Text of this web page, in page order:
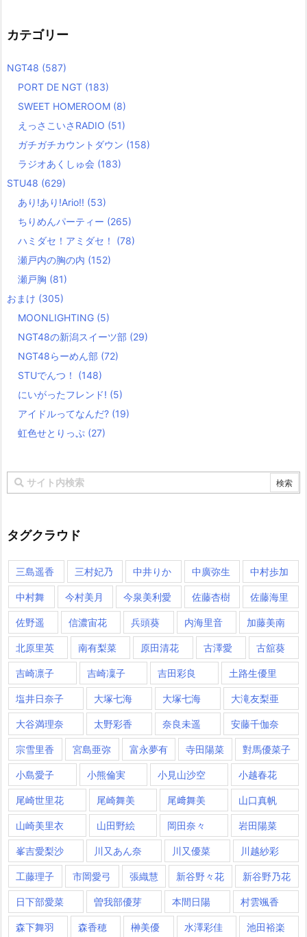
カテゴリー
NGT48 (587)
PORT DE NGT (183)
SWEET HOMEROOM (8)
えっさこいさRADIO (51)
ガチガチカウントダウン (158)
ラジオあくしゅ会 (183)
STU48 (629)
あり!あり!Ario!! (53)
ちりめんパーティー (265)
ハミダセ！アミダセ！ (78)
瀬戸内の胸の内 (152)
瀬戸胸 (81)
おまけ (305)
MOONLIGHTING (5)
NGT48の新潟スイーツ部 (29)
NGT48らーめん部 (72)
STUでんつ！ (148)
にいがったフレンド! (5)
アイドルってなんだ? (19)
虹色せとりっぷ (27)
タグクラウド
三島遥香 三村妃乃 中井りか 中廣弥生 中村歩加
中村舞 今村美月 今泉美利愛 佐藤杏樹 佐藤海里
佐野遥 信濃宙花 兵頭葵 内海里音 加藤美南
北原里英 南有梨菜 原田清花 古澤愛 古舘葵
吉崎凛子 吉崎凜子 吉田彩良 土路生優里
塩井日奈子 大塚七海 大塚七海​ 大滝友梨亜
大谷満理奈 太野彩香 奈良未遥 安藤千伽奈
宗雪里香 宮島亜弥 富永夢有 寺田陽菜 對馬優菜子
小島愛子 小熊倫実 小見山沙空 小越春花
尾崎世里花 尾崎舞美 尾﨑舞美 山口真帆
山崎美里衣 山田野絵 岡田奈々 岩田陽菜
峯吉愛梨沙 川又あん奈 川又優菜 川越紗彩
工藤理子 市岡愛弓 張織慧 新谷野々花 新谷野乃花
日下部愛菜 曽我部優芽 本間日陽 村雲颯香
森下舞羽 森香穂 榊美優 水澤彩佳 池田裕楽